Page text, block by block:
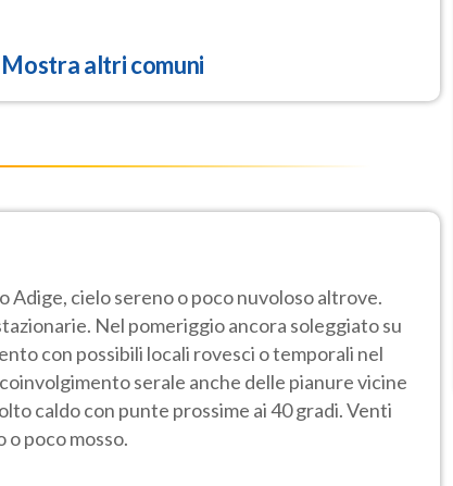
Mostra altri comuni
Adige, cielo sereno o poco nuvoloso altrove.
Nel pomeriggio ancora soleggiato su
con possibili locali rovesci o temporali nel
serale anche delle pianure vicine
caldo con punte prossime ai 40 gradi. Venti
poco mosso.